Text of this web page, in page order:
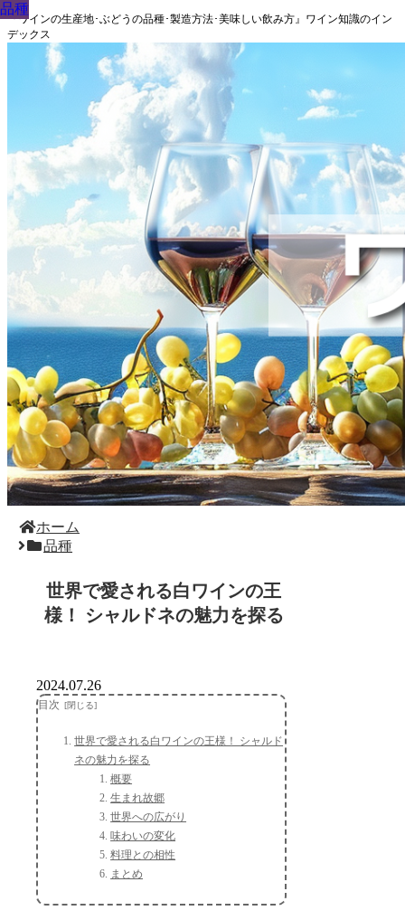
『ワインの生産地･ぶどうの品種･製造方法･美味しい飲み方』ワイン知識のイン
デックス
ホーム
品種
世界で愛される白ワインの王
様！ シャルドネの魅力を探る
品種
2024.07.26
目次
世界で愛される白ワインの王様！ シャルド
ネの魅力を探る
概要
生まれ故郷
世界への広がり
味わいの変化
料理との相性
まとめ
品種
品種
品種
品種
品種
品種
品種
品種